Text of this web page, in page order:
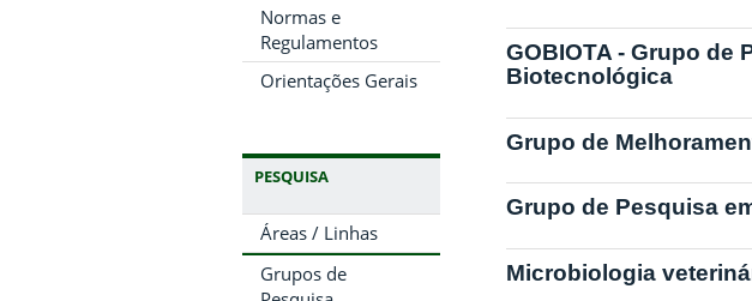
Normas e
Regulamentos
Orientações Gerais
PESQUISA
Áreas / Linhas
Grupos de
GOBIOTA - Grupo de
Biotecnológica
Grupo de
Grupo de Pesquisa
Microbiologia